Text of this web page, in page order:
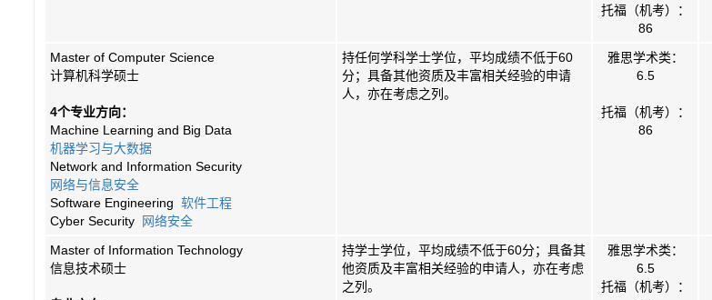
托福（机考）：
86
Master of Computer Science
计算机科学硕士
4个专业方向：
Machine Learning and Big Data
机器学习与大数据
Network and Information Security
网络与信息安全
Software Engineering 软件工程
Cyber Security
网络安全
持任何学科学士学位，平均成绩不低于60
分；具备其他资质及丰富相关经验的申请
人，亦在考虑之列。
雅思学术类：
6.5
托福（机考）：
86
Master of Information Technology
信息技术硕士
持学士学位，平均成绩不低于60分；具备其
他资质及丰富相关经验的申请人，亦在考虑
之列。
雅思学术类：
6.5
托福（机考）：